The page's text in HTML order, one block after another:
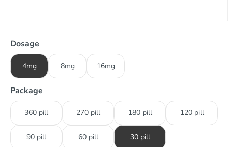
Dosage
4mg 8mg 16mg
Package
360 pill 270 pill 180 pill 120 pill
90 pill 60 pill 30 pill